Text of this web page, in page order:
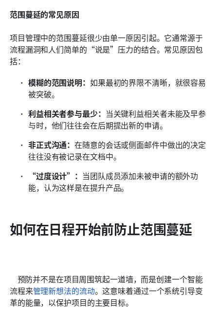
范围蔓延的常见原因
项目管理中的范围蔓延很少由单一原因引起。它通常源于
流程漏洞和人们简单的“说是”压力的结合。常见原因包
括：
模糊的范围说明： 如果最初的界限不清晰，就很容易
被突破。
利益相关者参与最少： 当关键利益相关者未能及早参
与时，他们往往会在后期提出新的申请。
非正式沟通：在随意的会话或侧面邮件中做出的决定
往往没有被记录在文档中。
“过度设计”： 当团队成员添加未被申请的额外功
能，认为这样是在提升产品。
如何在日程开始前防止范围蔓延
流程来管理新想法的流动。这意味着通过一个系统引导变
革的能量，以保护项目的主要目标。